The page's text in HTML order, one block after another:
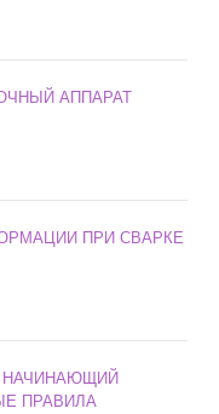
АППАРАТ
ПРИ СВАРКЕ
НАЧИНАЮЩИЙ
ПРАВИЛА